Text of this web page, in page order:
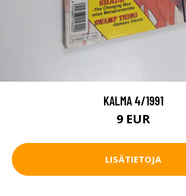
KALMA 4/1991
9 EUR
LISÄTIETOJA